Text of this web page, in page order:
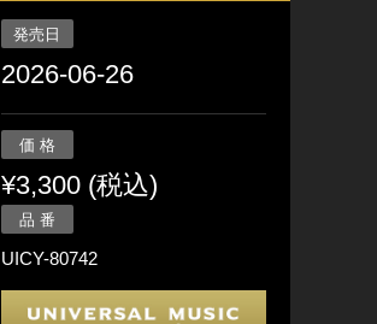
発売日
2026-06-26
価 格
¥3,300 (税込)
品 番
UICY-80742